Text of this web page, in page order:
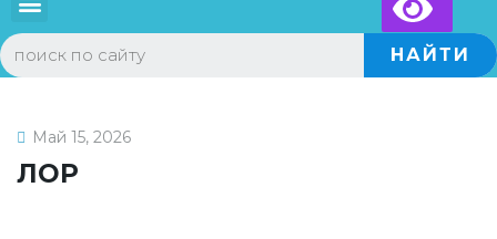
НАЙТИ
Май 15, 2026
ЛОР